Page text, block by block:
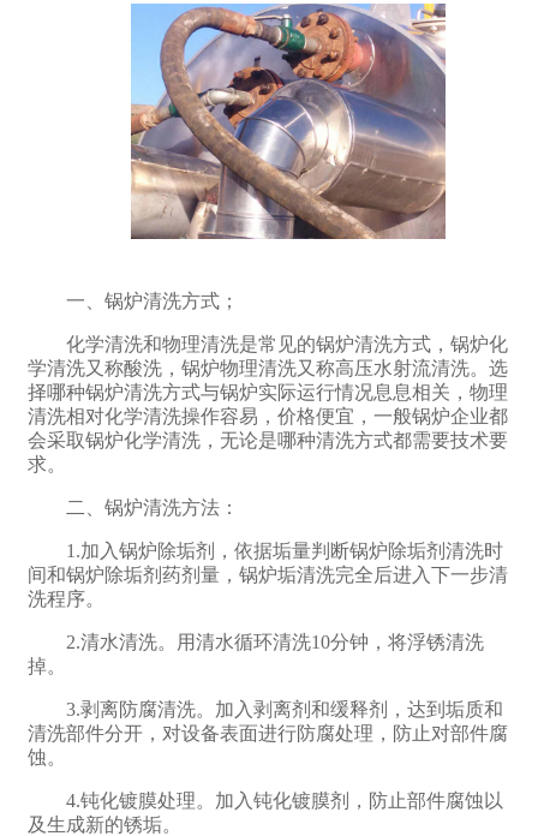
一、锅炉清洗方式；
化学清洗和物理清洗是常见的锅炉清洗方式，锅炉化
学清洗又称酸洗，锅炉物理清洗又称高压水射流清洗。选
择哪种锅炉清洗方式与锅炉实际运行情况息息相关，物理
清洗相对化学清洗操作容易，价格便宜，一般锅炉企业都
会采取锅炉化学清洗，无论是哪种清洗方式都需要技术要
求。
二、锅炉清洗方法：
1.加入锅炉除垢剂，依据垢量判断锅炉除垢剂清洗时
间和锅炉除垢剂药剂量，锅炉垢清洗完全后进入下一步清
洗程序。
2.清水清洗。用清水循环清洗10分钟，将浮锈清洗
掉。
3.剥离防腐清洗。加入剥离剂和缓释剂，达到垢质和
清洗部件分开，对设备表面进行防腐处理，防止对部件腐
蚀。
4.钝化镀膜处理。加入钝化镀膜剂，防止部件腐蚀以
及生成新的锈垢。